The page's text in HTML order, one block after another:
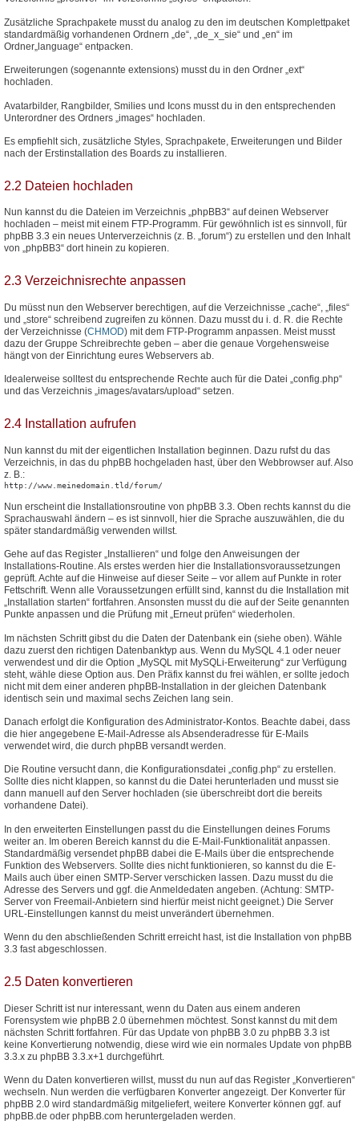
Zusätzliche Sprachpakete musst du analog zu den im deutschen Komplettpaket
standardmäßig vorhandenen Ordnern „de“, „de_x_sie“ und „en“ im
Ordner„language“ entpacken.
Erweiterungen (sogenannte extensions) musst du in den Ordner „ext“
hochladen.
Avatarbilder, Rangbilder, Smilies und Icons musst du in den entsprechenden
Unterordner des Ordners „images“ hochladen.
Es empfiehlt sich, zusätzliche Styles, Sprachpakete, Erweiterungen und Bilder
nach der Erstinstallation des Boards zu installieren.
2.2 Dateien hochladen
Nun kannst du die Dateien im Verzeichnis „phpBB3“ auf deinen Webserver
hochladen – meist mit einem FTP-Programm. Für gewöhnlich ist es sinnvoll, für
phpBB 3.3 ein neues Unterverzeichnis (z. B. „forum“) zu erstellen und den Inhalt
von „phpBB3“ dort hinein zu kopieren.
2.3 Verzeichnisrechte anpassen
Du müsst nun den Webserver berechtigen, auf die Verzeichnisse „cache“, „files“
und „store“ schreibend zugreifen zu können. Dazu musst du i. d. R. die Rechte
der Verzeichnisse (CHMOD) mit dem FTP-Programm anpassen. Meist musst
dazu der Gruppe Schreibrechte geben – aber die genaue Vorgehensweise
hängt von der Einrichtung eures Webservers ab.
Idealerweise solltest du entsprechende Rechte auch für die Datei „config.php“
und das Verzeichnis „images/avatars/upload“ setzen.
2.4 Installation aufrufen
Nun kannst du mit der eigentlichen Installation beginnen. Dazu rufst du das
Verzeichnis, in das du phpBB hochgeladen hast, über den Webbrowser auf. Also
z. B.:
http://www.meinedomain.tld/forum/
Nun erscheint die Installationsroutine von phpBB 3.3. Oben rechts kannst du die
Sprachauswahl ändern – es ist sinnvoll, hier die Sprache auszuwählen, die du
später standardmäßig verwenden willst.
Gehe auf das Register „Installieren“ und folge den Anweisungen der
Installations-Routine. Als erstes werden hier die Installationsvoraussetzungen
geprüft. Achte auf die Hinweise auf dieser Seite – vor allem auf Punkte in roter
Fettschrift. Wenn alle Voraussetzungen erfüllt sind, kannst du die Installation mit
„Installation starten“ fortfahren. Ansonsten musst du die auf der Seite genannten
Punkte anpassen und die Prüfung mit „Erneut prüfen“ wiederholen.
Im nächsten Schritt gibst du die Daten der Datenbank ein (siehe oben). Wähle
dazu zuerst den richtigen Datenbanktyp aus. Wenn du MySQL 4.1 oder neuer
verwendest und dir die Option „MySQL mit MySQLi-Erweiterung“ zur Verfügung
steht, wähle diese Option aus. Den Präfix kannst du frei wählen, er sollte jedoch
nicht mit dem einer anderen phpBB-Installation in der gleichen Datenbank
identisch sein und maximal sechs Zeichen lang sein.
Danach erfolgt die Konfiguration des Administrator-Kontos. Beachte dabei, dass
die hier angegebene E-Mail-Adresse als Absenderadresse für E-Mails
verwendet wird, die durch phpBB versandt werden.
Die Routine versucht dann, die Konfigurationsdatei „config.php“ zu erstellen.
Sollte dies nicht klappen, so kannst du die Datei herunterladen und musst sie
dann manuell auf den Server hochladen (sie überschreibt dort die bereits
vorhandene Datei).
In den erweiterten Einstellungen passt du die Einstellungen deines Forums
weiter an. Im oberen Bereich kannst du die E-Mail-Funktionalität anpassen.
Standardmäßig versendet phpBB dabei die E-Mails über die entsprechende
Funktion des Webservers. Sollte dies nicht funktionieren, so kannst du die E-
Mails auch über einen SMTP-Server verschicken lassen. Dazu musst du die
Adresse des Servers und ggf. die Anmeldedaten angeben. (Achtung: SMTP-
Server von Freemail-Anbietern sind hierfür meist nicht geeignet.) Die Server
URL-Einstellungen kannst du meist unverändert übernehmen.
Wenn du den abschließenden Schritt erreicht hast, ist die Installation von phpBB
3.3 fast abgeschlossen.
2.5 Daten konvertieren
Dieser Schritt ist nur interessant, wenn du Daten aus einem anderen
Forensystem wie phpBB 2.0 übernehmen möchtest. Sonst kannst du mit dem
nächsten Schritt fortfahren. Für das Update von phpBB 3.0 zu phpBB 3.3 ist
keine Konvertierung notwendig, diese wird wie ein normales Update von phpBB
3.3.x zu phpBB 3.3.x+1 durchgeführt.
Wenn du Daten konvertieren willst, musst du nun auf das Register „Konvertieren“
wechseln. Nun werden die verfügbaren Konverter angezeigt. Der Konverter für
phpBB 2.0 wird standardmäßig mitgeliefert, weitere Konverter können ggf. auf
phpBB.de oder phpBB.com heruntergeladen werden.